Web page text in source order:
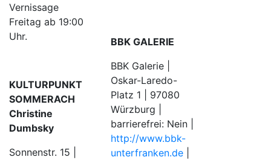
Vernissage
Freitag ab 19:00
Uhr.
KULTURPUNKT
SOMMERACH
Christine
Dumbsky
Sonnenstr. 15 |
BBK GALERIE
BBK Galerie |
Oskar-Laredo-
Platz 1 | 97080
Würzburg |
barrierefrei: Nein |
http://www.bbk-
unterfranken.de